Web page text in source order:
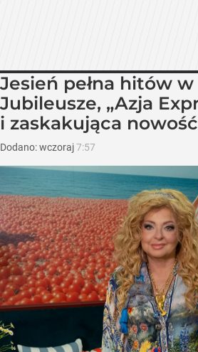
Jesień pełna hitów w
Jubileusze, „Azja
i zaskakująca nowość
Dodano:wczoraj7:57